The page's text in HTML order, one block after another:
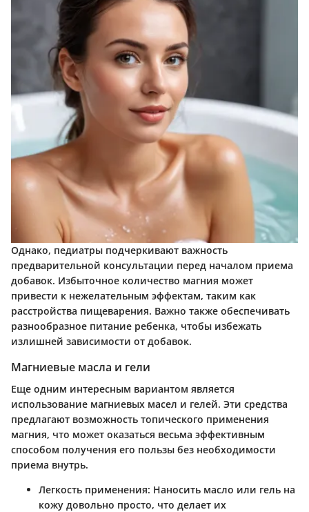
Однако, педиатры подчеркивают важность
предварительной консультации перед началом приема
добавок. Избыточное количество магния может
привести к нежелательным эффектам, таким как
расстройства пищеварения. Важно также обеспечивать
разнообразное питание ребенка, чтобы избежать
излишней зависимости от добавок.
Магниевые масла и гели
Еще одним интересным вариантом является
использование магниевых масел и гелей. Эти средства
предлагают возможность топического применения
магния, что может оказаться весьма эффективным
способом получения его пользы без необходимости
приема внутрь.
Легкость применения: Наносить масло или гель на
кожу довольно просто, что делает их